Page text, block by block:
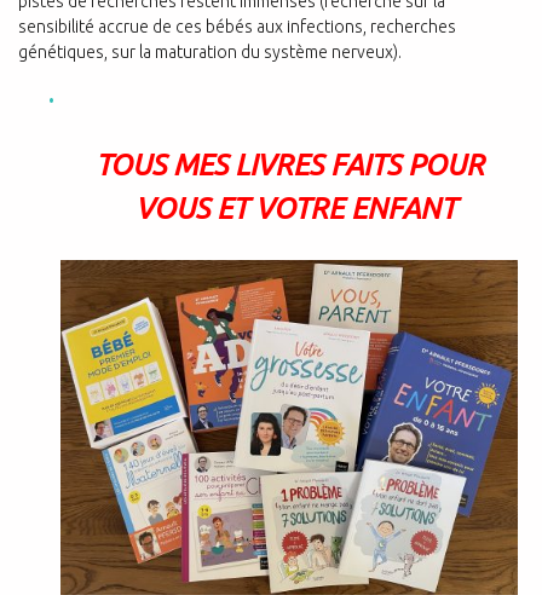
sensibilité accrue de ces bébés aux infections, recherches
génétiques, sur la maturation du système nerveux).
TOUS MES LIVRES FAITS POUR
VOUS ET VOTRE ENFANT